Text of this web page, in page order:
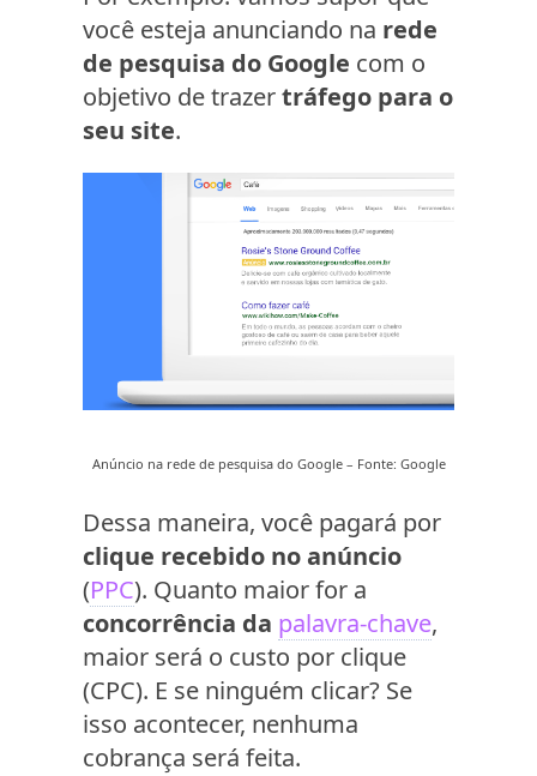
você esteja anunciando na rede
de pesquisa do Google com o
objetivo de trazertráfego para o
seu site.
Anúncio na rede de pesquisa do Google – Fonte: Google
Dessa maneira, você pagará por
clique recebido no anúncio
(PPC). Quanto maior for a
concorrência da palavra-chave,
maior será o custo por clique
(CPC). E se ninguém clicar? Se
isso acontecer, nenhuma
cobrança será feita.